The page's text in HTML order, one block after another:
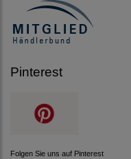
Pinterest
Folgen Sie uns auf Pinterest